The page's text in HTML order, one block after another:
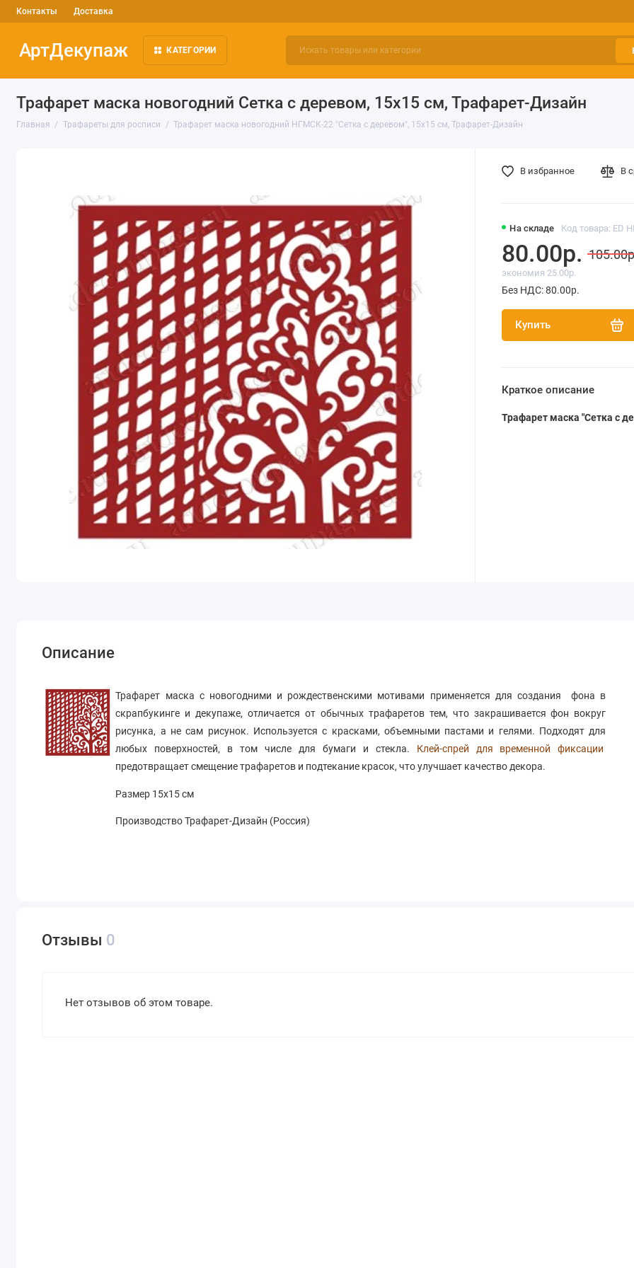
Контакты Доставка
АртДекупаж КАТЕГОРИИ
Трафарет маска новогодний Сетка с деревом, 15х15 см, Трафарет-Дизайн
Главная Трафареты для росписи Трафарет маска новогодний НГМСК-22 "Сетка с деревом", 15х15 см, Трафарет-Дизайн
На складе Код товара: ED
80.00р.
экономия 25.00р.
Без НДС: 80.00р.
Купить
В избранное В
Краткое описание
Трафарет маска "Сетка с
Описание
Трафарет маска с новогодними и рождественскими мотивами применяется для создания фона в
скрапбукинге и декупаже, отличается от обычных трафаретов тем, что закрашивается фон вокруг
рисунка, а не сам рисунок. Используется с красками, объемными пастами и гелями. Подходят для
любых поверхностей, в том числе для бумаги и стекла. Клей-спрей для временной фиксации
предотвращает смещение трафаретов и подтекание красок, что улучшает качество декора.
Размер 15х15 см
Производство Трафарет-Дизайн (Россия)
Отзывы 0
Нет отзывов об этом товаре.